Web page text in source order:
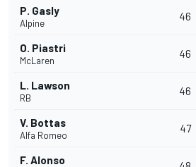
P. Gasly
Alpine
46
O. Piastri
McLaren
46
L. Lawson
RB
46
V. Bottas
Alfa Romeo
47
F. Alonso